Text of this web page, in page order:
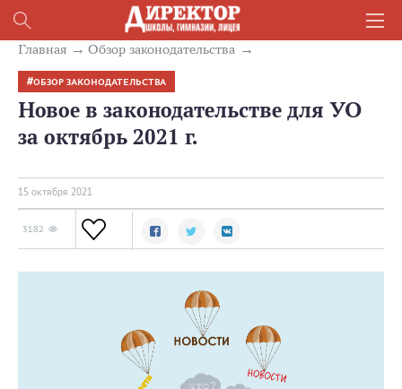
Главная Обзор законодательства
ОБЗОР ЗАКОНОДАТЕЛЬСТВА
Новое в законодательстве для УО
за октябрь 2021 г.
15 октября 2021
3182